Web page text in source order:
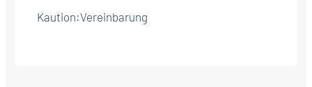
Kaution:Vereinbarung